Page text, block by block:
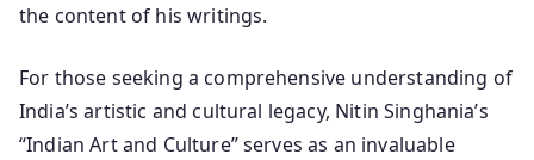
the content of his writings.
For those seeking a comprehensive understanding of
India’s artistic and cultural legacy, Nitin Singhania’s
“Indian Art and Culture” serves as an invaluable